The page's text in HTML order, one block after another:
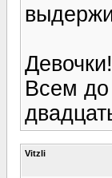
Девочки!
Всем
Vitzli